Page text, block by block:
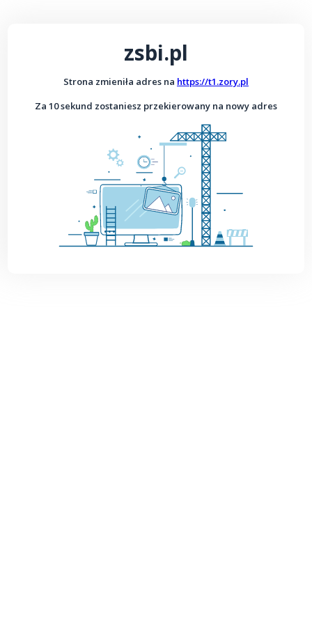
zsbi.pl
Strona zmieniła adres na https://t1.zory.pl
Za 10 sekund zostaniesz przekierowany na nowy adres